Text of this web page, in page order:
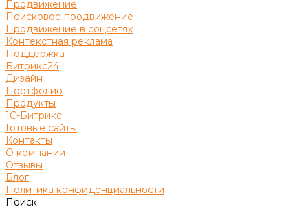
Продвижение
Поисковое продвижение
Продвижение в соцсетях
Контекстная реклама
Поддержка
Битрикс24
Дизайн
Портфолио
Продукты
1С-Битрикс
Готовые сайты
Контакты
О компании
Отзывы
Блог
Политика конфиденциальности
Поиск